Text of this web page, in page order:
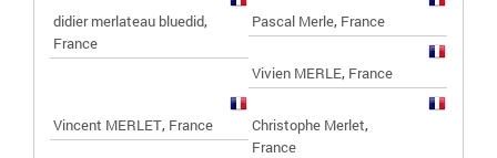
didier merlateau bluedid,
France
Pascal Merle, France
Vivien MERLE, France
Vincent MERLET, France Christophe Merlet,
France